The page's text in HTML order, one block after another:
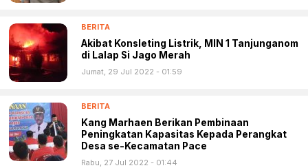
BERITA
Akibat Konsleting Listrik, MIN 1 Tanjunganom
di Lalap Si Jago Merah
Jumat, 29 Jul 2022 - 01:59
BERITA
Kang Marhaen Berikan Pembinaan
Peningkatan Kapasitas Kepada Perangkat
Desa se-Kecamatan Pace
Rabu, 27 Jul 2022 - 01:44